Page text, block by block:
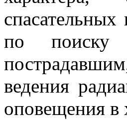
по поиску
ведения
оповещения в